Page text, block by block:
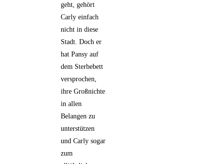
geht, gehört
Carly einfach
nicht in diese
Stadt. Doch er
hat Pansy auf
dem Sterbebett
versprochen,
ihre Großnichte
in allen
Belangen zu
unterstützen
und Carly sogar
zum